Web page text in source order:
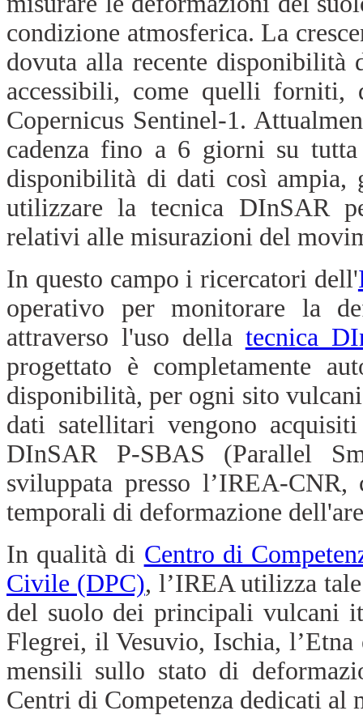
condizione atmosferica. La
dovuta alla recente
accessibili, come quelli forniti,
Copernicus Sentinel-1.
cadenza fino a 6 giorni su
disponibilità di dati così ampia,
utilizzare la tecnica DInSAR
relativi alle misurazioni del
In questo campo i ricercatori dell'
operativo per monitorare la
attraverso l'uso della tecnica
progettato è completamente
disponibilità, per ogni sito
dati satellitari vengono
DInSAR P-SBAS (Parallel
sviluppata presso l’IREA-
temporali di deformazione
In qualità di Centro di
Civile (DPC), l’IREA utilizza
del suolo dei principali vulcani
Flegrei, il Vesuvio, Ischia,
mensili sullo stato di
Centri di Competenza dedicati al